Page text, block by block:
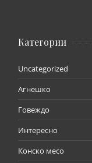
Категории
Uncategorized
Агнешко
Говеждо
Интересно
Конско месо